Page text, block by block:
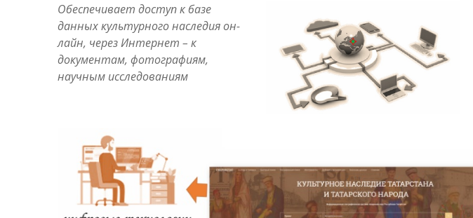
Обеспечивает доступ к базе
данных культурного наследия он-
лайн, через Интернет – к
документам, фотографиям,
научным исследованиям